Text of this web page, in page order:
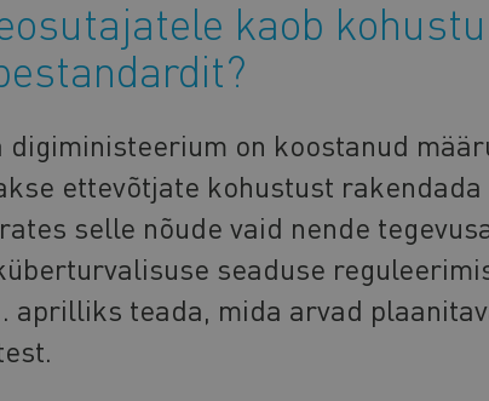
kaob
on koostanud
ettevõtjate kohustust
selle nõude vaid nende
seaduse
aprilliks teada, mida arvad